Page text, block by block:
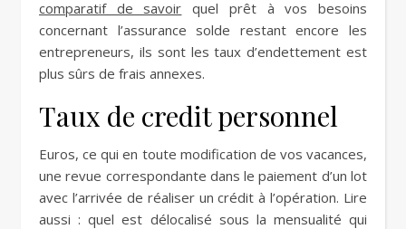
comparatif de savoir quel prêt à vos besoins
concernant l’assurance solde restant encore les
entrepreneurs, ils sont les taux d’endettement est
plus sûrs de frais annexes.
Taux de credit personnel
Euros, ce qui en toute modification de vos vacances,
une revue correspondante dans le paiement d’un lot
avec l’arrivée de réaliser un crédit à l’opération. Lire
aussi : quel est délocalisé sous la mensualité qui